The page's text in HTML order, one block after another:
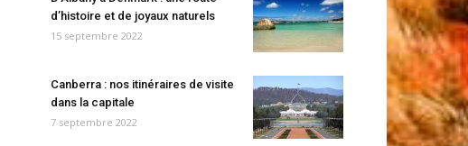
d’histoire et de joyaux naturels
15 septembre 2022
Canberra : nos itinéraires de visite
dans la capitale
7 septembre 2022